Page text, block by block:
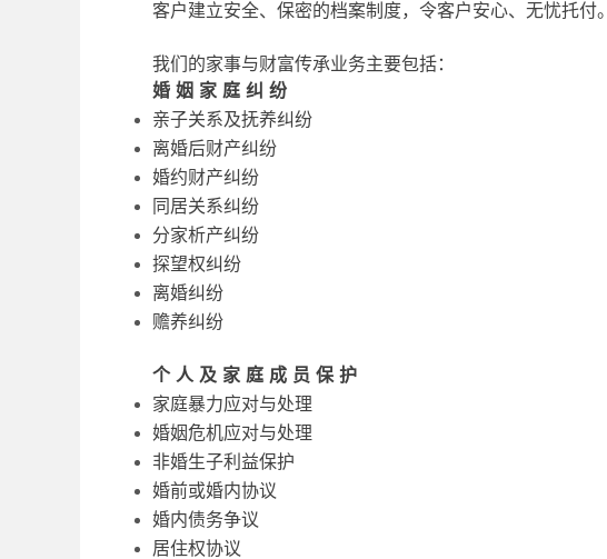
客户建立安全、保密的档案制度，令客户安心、无忧托付。
我们的家事与财富传承业务主要包括：
婚姻家庭纠纷
亲子关系及抚养纠纷
离婚后财产纠纷
婚约财产纠纷
同居关系纠纷
分家析产纠纷
探望权纠纷
离婚纠纷
赡养纠纷
个人及家庭成员保护
家庭暴力应对与处理
婚姻危机应对与处理
非婚生子利益保护
婚前或婚内协议
婚内债务争议
居住权协议